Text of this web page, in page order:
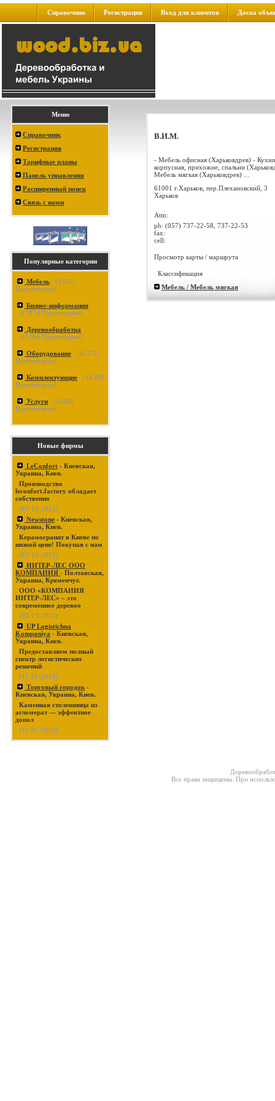
Справочник Регистрация Вход для клиентов Доска
Меню
Справочник
Регистрация
Тарифные планы
Панель управления
Расширенный поиск
Связь с нами
Популярные категории
Мебель (24235
Просмотров)
Бизнес-информация
(17874 Просмотров)
Деревообработка
(17764 Просмотров)
Оборудование (16372
Просмотров)
Комплектующие (16289
Просмотров)
Услуги (14866
Просмотров)
Новые фирмы
LeConfort - Киевская,
Украина, Киев.
Производство
leconfort.factory обладает
собственно
(03-19-2021)
Newstone - Киевская,
Украина, Киев.
Керамогранит в Киеве по
низкой цене! Покупая с нам
(03-19-2021)
ИНТЕР-ЛЕС ООО
КОМПАНИЯ - Полтавская,
Украина, Кременчуг.
ООО «КОМПАНИЯ
ИНТЕР-ЛЕС» – это
современное деревоо
(03-19-2021)
UP Logistichna
Kompaniya - Киевская,
Украина, Киев.
Предоставляем полный
спектр логистических
решений
(11-21-2019)
Торговый городок -
Киевская, Украина, Киев.
Каменная столешница из
агломерат — эффектное
допол
(11-21-2019)
В.И.М.
- Мебель офисная (Харьковдрев) -
корпусная, прихожие, спальни
Мебель мягкая (Харьковдрев) ...
61001 г.Харьков, пер.Плехановский, 3
Харьков
Attn:
ph: (057) 737-22-58, 737-22-53
fax:
cell:
Просмотр карты / маршрута
Классификация
Мебель / Мебель мягкая
Все права защищены. При